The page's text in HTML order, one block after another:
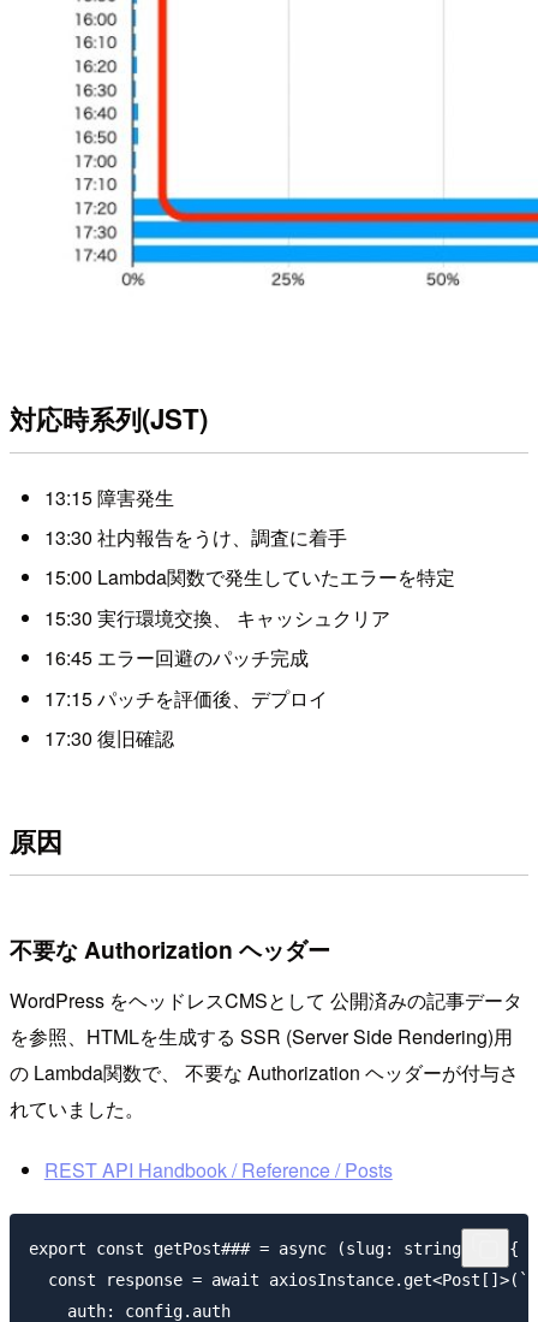
対応時系列(JST)
13:15 障害発生
13:30 社内報告をうけ、調査に着手
15:00 Lambda関数で発生していたエラーを特定
15:30 実行環境交換、 キャッシュクリア
16:45 エラー回避のパッチ完成
17:15 パッチを評価後、デプロイ
17:30 復旧確認
原因
不要な Authorization ヘッダー
WordPress をヘッドレスCMSとして 公開済みの記事データ
を参照、HTMLを生成する SSR (Server Side Rendering)用
の Lambda関数で、 不要な Authorization ヘッダーが付与さ
れていました。
REST API Handbook / Reference / Posts
export const getPost### = async (slug: string) => {
const response = await
    auth: config.auth